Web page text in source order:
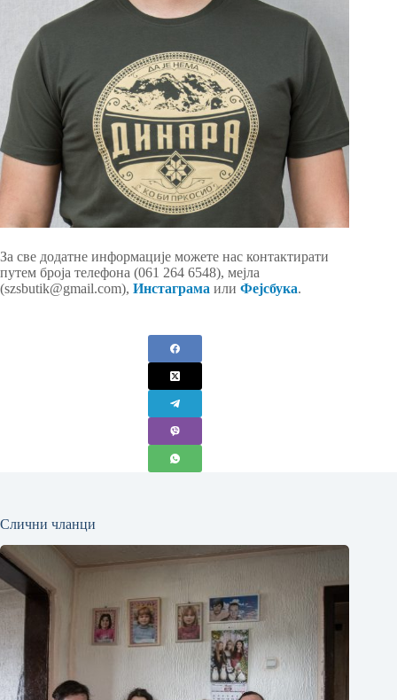
За све додатне информације можете нас контактирати
путем броја телефона (061 264 6548), мејла
(szsbutik@gmail.com), Инстаграма или Фејсбука.
Слични чланци